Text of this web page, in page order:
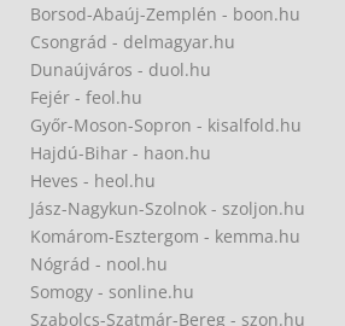
Borsod-Abaúj-Zemplén - boon.hu
Csongrád - delmagyar.hu
Dunaújváros - duol.hu
Fejér - feol.hu
Győr-Moson-Sopron - kisalfold.hu
Hajdú-Bihar - haon.hu
Heves - heol.hu
Jász-Nagykun-Szolnok - szoljon.hu
Komárom-Esztergom - kemma.hu
Nógrád - nool.hu
Somogy - sonline.hu
Szabolcs-Szatmár-Bereg - szon.hu